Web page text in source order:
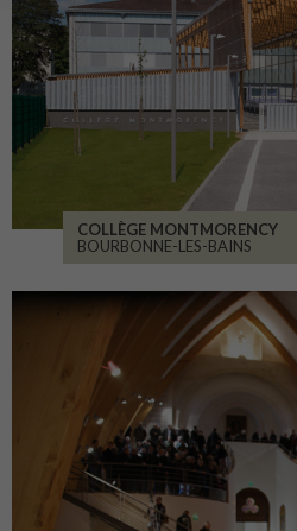
COLLÈGE MONTMORENCY
BOURBONNE-LES-BAINS